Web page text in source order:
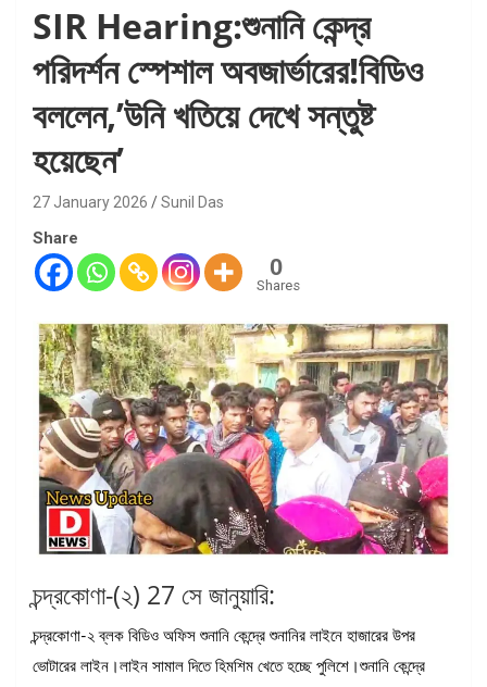
SIR Hearing:শুনানি কেন্দ্র
পরিদর্শন স্পেশাল অবজার্ভারের!বিডিও
বললেন,’উনি খতিয়ে দেখে সন্তুষ্ট
হয়েছেন’
27 January 2026 Sunil Das
Share
0
Shares
চন্দ্রকোণা-(২) 27 সে জানুয়ারি:
চন্দ্রকোণা-২ ব্লক বিডিও অফিস শুনানি কেন্দ্রে শুনানির লাইনে হাজারের উপর
ভোটারের লাইন।লাইন সামাল দিতে হিমশিম খেতে হচ্ছে পুলিশে।শুনানি কেন্দ্রে